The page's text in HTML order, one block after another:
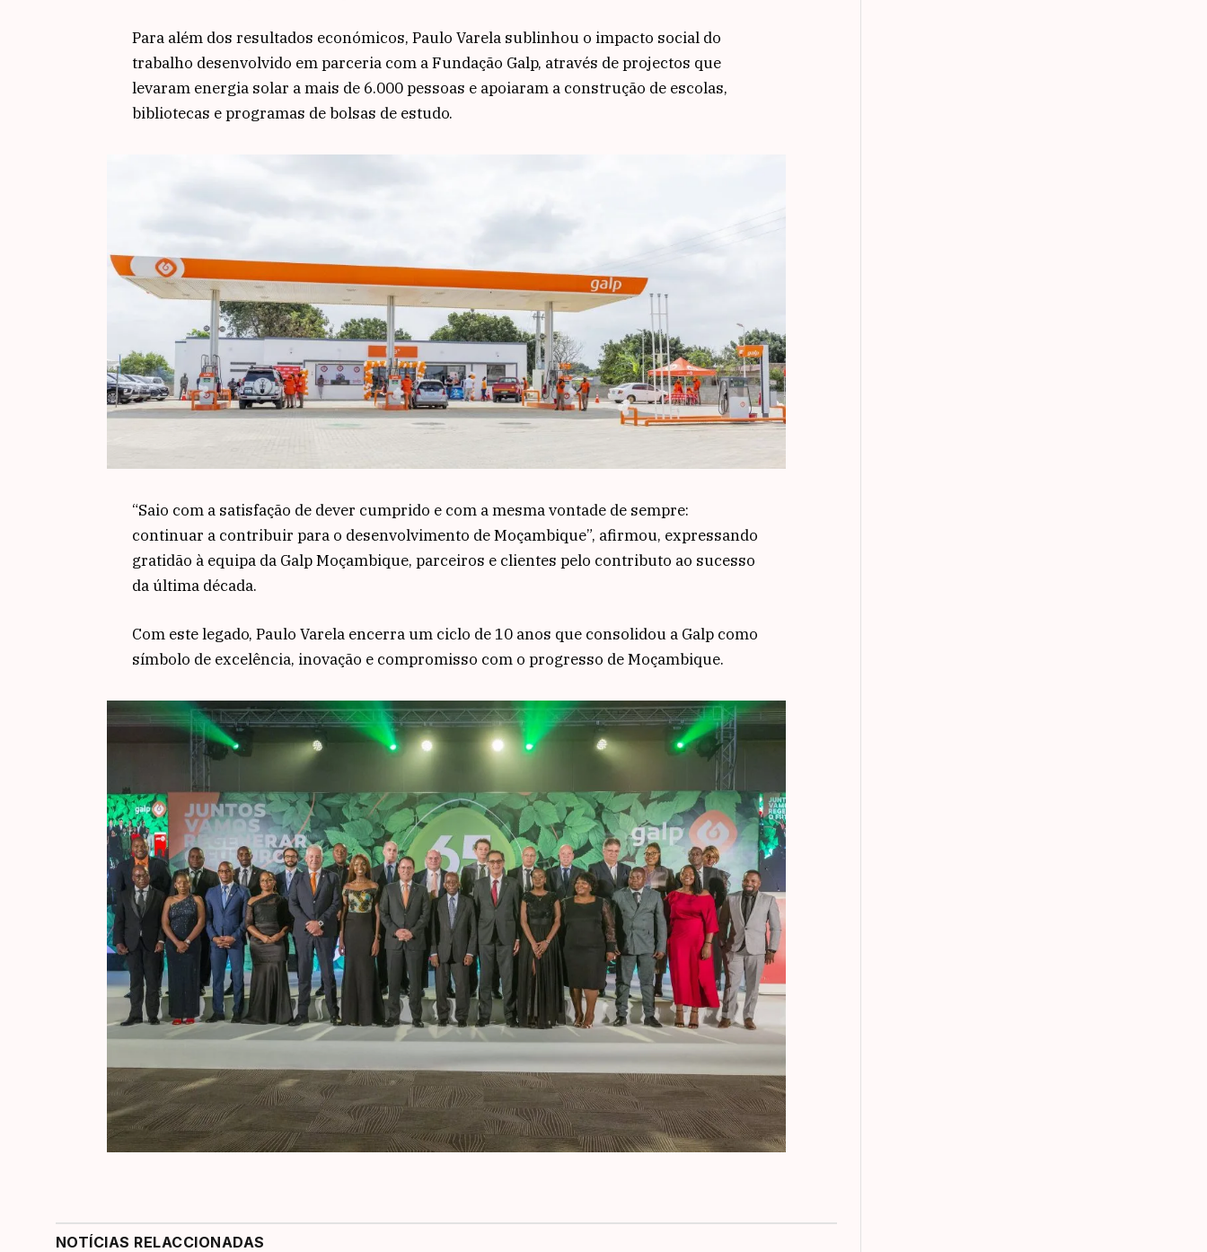
Para além dos resultados económicos, Paulo Varela sublinhou o impacto social do
trabalho desenvolvido em parceria com a Fundação Galp, através de projectos que
levaram energia solar a mais de 6.000 pessoas e apoiaram a construção de escolas,
bibliotecas e programas de bolsas de estudo.
“Saio com a satisfação de dever cumprido e com a mesma vontade de sempre:
continuar a contribuir para o desenvolvimento de Moçambique”, afirmou, expressando
gratidão à equipa da Galp Moçambique, parceiros e clientes pelo contributo ao sucesso
da última década.
Com este legado, Paulo Varela encerra um ciclo de 10 anos que consolidou a Galp como
símbolo de excelência, inovação e compromisso com o progresso de Moçambique.
NOTÍCIAS RELACCIONADAS